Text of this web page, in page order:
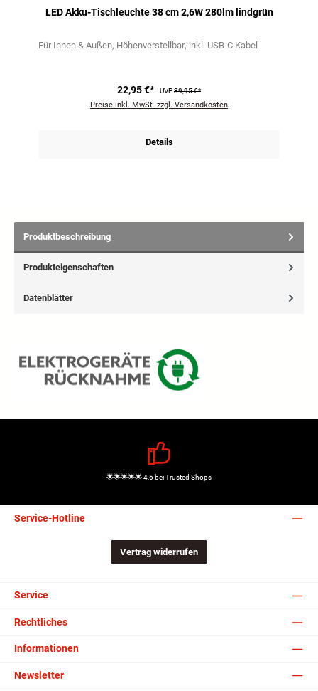
LED Akku-Tischleuchte 38 cm 2,6W 280lm lindgrün
Für Innen & Außen Höhenverstellbar inkl. USB-C Kabel
22,95 €* UVP39,95 €*
Preise inkl. MwSt. zzgl. Versandkosten
Details
Produktbeschreibung
Produkteigenschaften
Datenblätter
🌟🌟🌟🌟🌟 4,6 bei Trusted Shops
Service-Hotline
Vertrag widerrufen
Service
Rechtliches
Informationen
Newsletter